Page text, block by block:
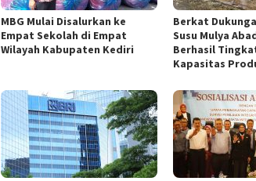
MBG Mulai Disalurkan ke
Empat Sekolah di Empat
Wilayah Kabupaten Kediri
Berkat
Susu Mulya
Berhasil
Kapasitas